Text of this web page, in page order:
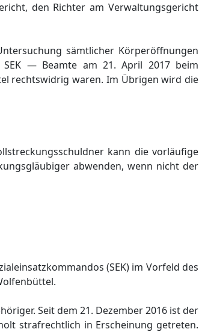
den Richter am Verwaltungsgericht
sämtlicher Körperöffnungen
SEK — Beamte am 21. April 2017 beim
rechtswidrig waren. Im Übrigen wird die
kann die vorläufige
abwenden, wenn nicht der
(SEK) im Vorfeld des
Seit dem 21. Dezember 2016 ist der
strafrechtlich in Erscheinung getreten.